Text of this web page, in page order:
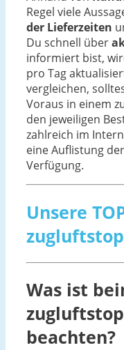
Regel viele
der Lieferzeiten
Du schnell über
informiert bist,
pro Tag
vergleichen,
Voraus in einem
den jeweiligen
zahlreich im
eine Auflistung
Verfügung.
Unsere
Was ist
beachten?